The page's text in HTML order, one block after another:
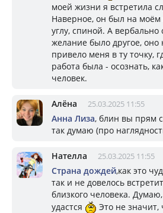
моей жизни я встретила
Наверное, он был на моём
углу, спиной. А
желание было другое, оно
привело меня в ту точку,
работа была - осознать,
человек.
Алёна 25.03.2025 11:55
Анна Лиза, блин вы прям
так думаю (про
Нателла 25.03.2025 11:55
Страна дождей,как это
так и не довелось
близкого человека.
удастся
Это не значит,